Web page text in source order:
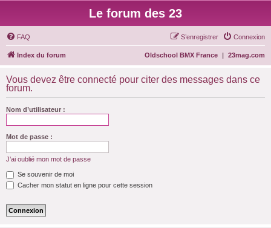
Le forum des 23
FAQ Connexion
S’enregistrer
Index du forum 23mag.com
|
Oldschool BMX France
Vous devez être connecté pour citer des messages dans ce
forum.
Nom d’utilisateur :
Mot de passe :
J’ai oublié mon mot de passe
Se souvenir de moi
Cacher mon statut en ligne pour cette session